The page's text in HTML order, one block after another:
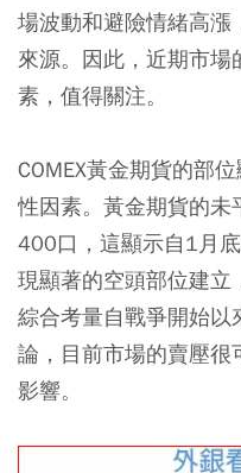
場波動和避險情緒高漲
來源。因此，近期市場
素，值得關注。
COMEX黃金期貨的部
性因素。黃金期貨的
400口，這顯示自1月
現顯著的空頭部位建立
綜合考量自戰爭開始以
論，目前市場的賣壓很
影響。